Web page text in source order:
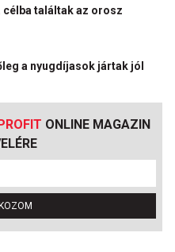
találtak az orosz
a nyugdíjasok jártak jól
ONLINE MAGAZIN